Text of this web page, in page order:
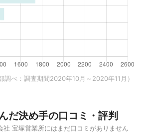
調べ：調査期間2020年10月～2020年11月）
だ決め手の口コミ・評判
社 宝塚営業所にはまだ口コミがありません